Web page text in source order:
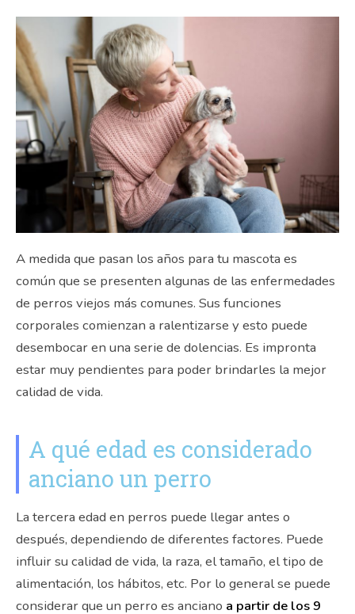
A medida que pasan los años para tu mascota es
común que se presenten algunas de las enfermedades
de perros viejos más comunes. Sus funciones
corporales comienzan a ralentizarse y esto puede
desembocar en una serie de dolencias. Es impronta
estar muy pendientes para poder brindarles la mejor
calidad de vida.
A qué edad es considerado
anciano un perro
La tercera edad en perros puede llegar antes o
después, dependiendo de diferentes factores. Puede
influir su calidad de vida, la raza, el tamaño, el tipo de
alimentación, los hábitos, etc. Por lo general se puede
considerar que un perro es anciano a partir de los 9